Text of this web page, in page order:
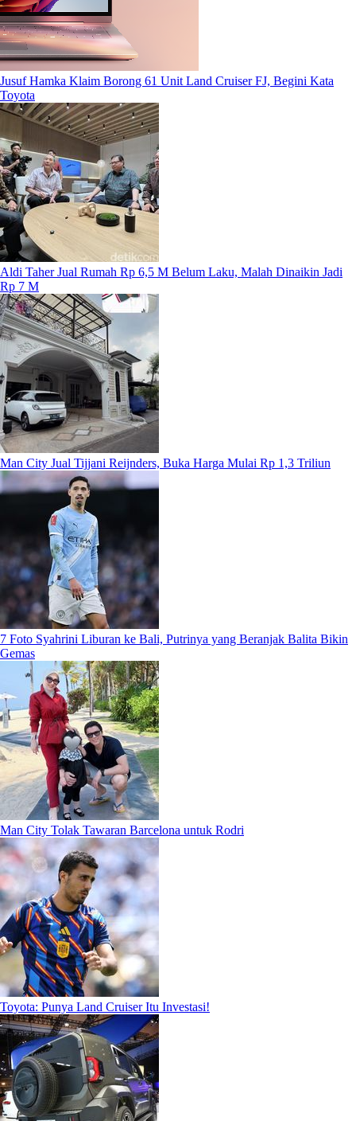
Jusuf Hamka Klaim Borong 61 Unit Land Cruiser FJ, Begini Kata
Toyota
Aldi Taher Jual Rumah Rp 6,5 M Belum Laku, Malah Dinaikin Jadi
Rp 7 M
Man City Jual Tijjani Reijnders, Buka Harga Mulai Rp 1,3 Triliun
7 Foto Syahrini Liburan ke Bali, Putrinya yang Beranjak Balita Bikin
Gemas
Man City Tolak Tawaran Barcelona untuk Rodri
Toyota: Punya Land Cruiser Itu Investasi!